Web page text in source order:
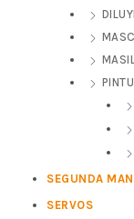
SEGUNDA
SERVOS